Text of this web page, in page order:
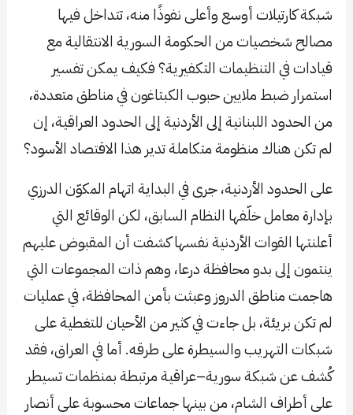
شبكة كارتيلات أوسع وأعلى نفوذًا منه، تتداخل فيها
مصالح شخصيات من الحكومة السورية الانتقالية مع
قيادات في التنظيمات التكفيرية؟ فكيف يمكن تفسير
استمرار ضبط ملايين حبوب الكبتاغون في مناطق متعددة،
من الحدود اللبنانية إلى الأردنية إلى الحدود العراقية، إن
لم تكن هناك منظومة متكاملة تدير هذا الاقتصاد الأسود؟
على الحدود الأردنية، جرى في البداية اتهام المكوّن الدرزي
بإدارة معامل خلّفها النظام السابق، لكن الوقائع التي
أعلنتها القوات الأردنية نفسها كشفت أن المقبوض عليهم
ينتمون إلى بدو محافظة درعا، وهم ذات المجموعات التي
هاجمت مناطق الدروز وعبثت بأمن المحافظة، في عمليات
لم تكن بريئة، بل جاءت في كثير من الأحيان للتغطية على
شبكات التهريب والسيطرة على طرقه. أما في العراق، فقد
كُشف عن شبكة سورية–عراقية مرتبطة بمنظمات تسيطر
على أطراف الشام، من بينها جماعات محسوبة على أنصار